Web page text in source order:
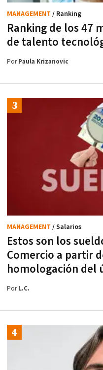
Ranking de los 47
de talento
MANAGEMENT / Ranking
PorPaula Krizanovic
Estos son los
Comercio a partir
homologación del
MANAGEMENT / Salarios
PorL.C.